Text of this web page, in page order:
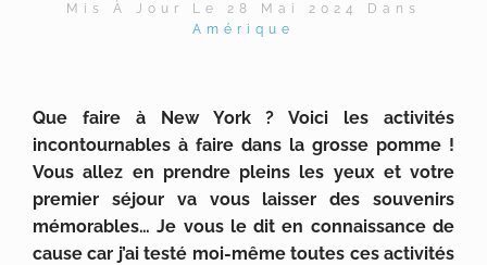
Mis À Jour Le 28 Mai 2024 Dans
Amérique
Que faire à New York ? Voici les activités
incontournables à faire dans la grosse pomme !
Vous allez en prendre pleins les yeux et votre
premier séjour va vous laisser des souvenirs
mémorables… Je vous le dit en connaissance de
cause car j’ai testé moi-même toutes ces activités